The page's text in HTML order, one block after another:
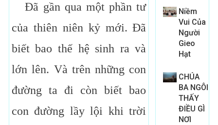
Đã gần qua một phần tư
của thiên niên kỷ mới. Đã
biết bao thế hệ sinh ra và
lớn lên. Và trên những con
đường ta đi còn biết bao
con đường lầy lội khi trời
Niềm
Vui Của
Người
Gieo
Hạt
CHÚA
BA NGÔI
THẤY
ĐIỀU GÌ
NƠI